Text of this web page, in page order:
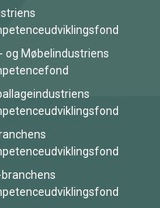
og Møbelindustriens